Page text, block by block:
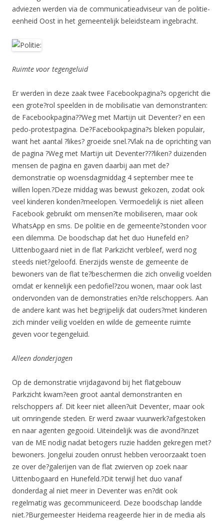
adviezen werden via de communicatieadviseur van de politie-
eenheid Oost in het gemeentelijk beleidsteam ingebracht.
Ruimte voor tegengeluid
Er werden in deze zaak twee Facebookpagina?s opgericht die
een grote?rol speelden in de mobilisatie van demonstranten:
de Facebookpagina??Weg met Martijn uit Deventer? en een
pedo-protestpagina. De?Facebookpagina?s bleken populair,
want het aantal ?likes? groeide snel.?Vlak na de oprichting van
de pagina ?Weg met Martijn uit Deventer???liken? duizenden
mensen de pagina en gaven daarbij aan met de?
demonstratie op woensdagmiddag 4 september mee te
willen lopen.?Deze middag was bewust gekozen, zodat ook
veel kinderen konden?meelopen. Vermoedelijk is niet alleen
Facebook gebruikt om mensen?te mobiliseren, maar ook
WhatsApp en sms. De politie en de gemeente?stonden voor
een dilemma. De boodschap dat het duo Hunefeld en?
Uittenbogaard niet in de flat Parkzicht verbleef, werd nog
steeds niet?geloofd. Enerzijds wenste de gemeente de
bewoners van de flat te?beschermen die zich onveilig voelden
omdat er kennelijk een pedofiel?zou wonen, maar ook last
ondervonden van de demonstraties en?de relschoppers. Aan
de andere kant was het begrijpelijk dat ouders?met kinderen
zich minder veilig voelden en wilde de gemeente ruimte
geven voor tegengeluid.
Alleen donderjagen
Op de demonstratie vrijdagavond bij het flatgebouw
Parkzicht kwam?een groot aantal demonstranten en
relschoppers af. Dit keer niet alleen?uit Deventer, maar ook
uit omringende steden. Er werd zwaar vuurwerk?afgestoken
en naar agenten gegooid. Uiteindelijk was die avond?inzet
van de ME nodig nadat betogers ruzie hadden gekregen met?
bewoners. Jongelui zouden onrust hebben veroorzaakt toen
ze over de?galerijen van de flat zwierven op zoek naar
Uittenbogaard en Hunefeld.?Dit terwijl het duo vanaf
donderdag al niet meer in Deventer was en?dit ook
regelmatig was gecommuniceerd. Deze boodschap landde
niet.?Burgemeester Heidema reageerde hier in de media als